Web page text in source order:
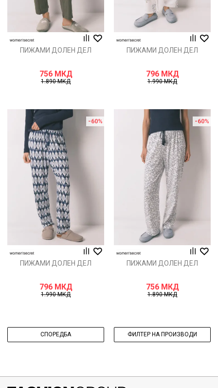
ПИЖАМИ ДОЛЕН ДЕЛ
756 МКД
1.890МКД
ПИЖАМИ ДОЛЕН ДЕЛ
796 МКД
1.990МКД
-60%
ПИЖАМИ ДОЛЕН ДЕЛ
796 МКД
1.990МКД
-60%
ПИЖАМИ ДОЛЕН ДЕЛ
756 МКД
1.890МКД
СПОРЕДБА ФИЛТЕР НА ПРОИЗВОДИ